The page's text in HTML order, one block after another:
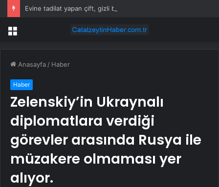
Menü
Anasayfa / Haber
Haber
Zelenskiy’in Ukraynalı
diplomatlara verdiği
görevler arasında Rusya ile
müzakere olmaması yer
alıyor.